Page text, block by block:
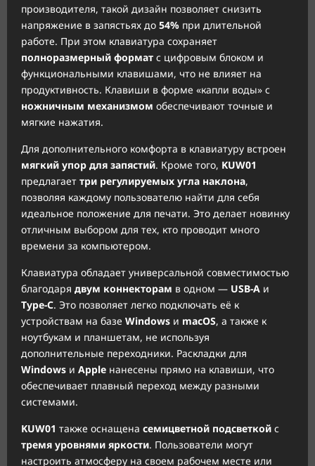
производителя, такой дизайн позволяет снизить
напряжение в запястьях до 54% при длительной
работе. При этом клавиатура сохраняет
полноразмерный формат с цифровым блоком и
функциональными клавишами, что не влияет на
продуктивность. Клавиши в форме «капли воды» с
ножничным механизмом обеспечивают точные и
мягкие нажатия.
Для дополнительного комфорта в клавиатуру встроен
мягкий упор для запястий. Кроме того, KUW01
предлагает три регулируемых угла наклона,
позволяя каждому пользователю найти для себя
идеальное положение для печати. Это делает новинку
отличным выбором для тех, кто проводит много
времени за компьютером.
Клавиатура обладает универсальной совместимостью
благодаря двум коннекторам в одном — USB-A и
Type-C. Это позволяет легко подключать её к
устройствам на базе Windows и macOS, а также к
ноутбукам и планшетам, не используя
дополнительные переходники. Раскладки для
Windows и Apple нанесены прямо на клавиши, что
обеспечивает плавный переход между разными
системами.
KUW01 также оснащена семицветной подсветкой с
тремя уровнями яркости. Пользователи могут
настроить атмосферу на своем рабочем месте или